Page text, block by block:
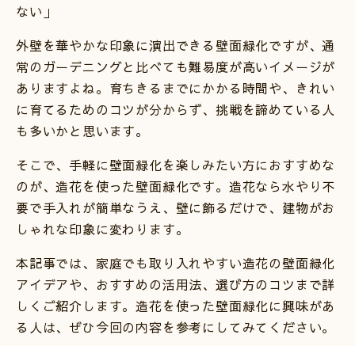
ない」
外壁を華やかな印象に演出できる壁面緑化ですが、通
常のガーデニングと比べても難易度が高いイメージが
ありますよね。育ちきるまでにかかる時間や、きれい
に育てるためのコツが分からず、挑戦を諦めている人
も多いかと思います。
そこで、手軽に壁面緑化を楽しみたい方におすすめな
のが、造花を使った壁面緑化です。造花なら水やり不
要で手入れが簡単なうえ、壁に飾るだけで、建物がお
しゃれな印象に変わります。
本記事では、家庭でも取り入れやすい造花の壁面緑化
アイデアや、おすすめの活用法、選び方のコツまで詳
しくご紹介します。造花を使った壁面緑化に興味があ
る人は、ぜひ今回の内容を参考にしてみてください。